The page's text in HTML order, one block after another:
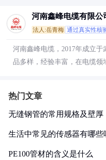
河南鑫峰电缆有限公
法人:岳青梅 通过真实性核
河南鑫峰电缆，2017年成立
品多样，经验丰富，在电缆领
热门文章
无缝钢管的常用规格及壁厚
生活中常见的传感器有哪些
PE100管材的含义是什么